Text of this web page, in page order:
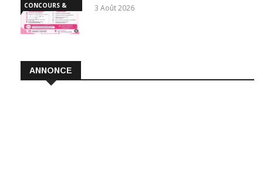
CONCOURS &
EMPLOI
3 Août 2026
ANNONCE